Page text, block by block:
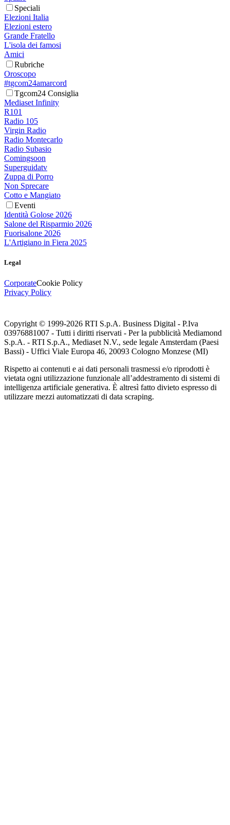
Speciali
Elezioni Italia
Elezioni estero
Grande Fratello
L'isola dei famosi
Amici
Rubriche
Oroscopo
#tgcom24amarcord
Tgcom24 Consiglia
Mediaset Infinity
R101
Radio 105
Virgin Radio
Radio Montecarlo
Radio Subasio
Comingsoon
Superguidatv
Zuppa di Porro
Non Sprecare
Cotto e Mangiato
Eventi
Identità Golose 2026
Salone del Risparmio 2026
Fuorisalone 2026
L'Artigiano in Fiera 2025
Legal
CorporateCookie Policy
Privacy Policy
Copyright © 1999-2026 RTI S.p.A. Business Digital - P.Iva
03976881007 - Tutti i diritti riservati - Per la pubblicità Mediamond
S.p.A. - RTI S.p.A., Mediaset N.V., sede legale Amsterdam (Paesi
Bassi) - Uffici Viale Europa 46, 20093 Cologno Monzese (MI)
Rispetto ai contenuti e ai dati personali trasmessi e/o riprodotti è
vietata ogni utilizzazione funzionale all’addestramento di sistemi di
intelligenza artificiale generativa. È altresì fatto divieto espresso di
utilizzare mezzi automatizzati di data scraping.